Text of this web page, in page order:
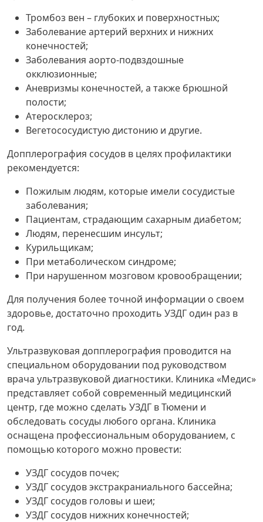
Тромбоз вен – глубоких и поверхностных;
Заболевание артерий верхних и нижних
конечностей;
Заболевания аорто-подвздошные
окклюзионные;
Аневризмы конечностей, а также брюшной
полости;
Атеросклероз;
Вегетососудистую дистонию и другие.
Допплерография сосудов в целях профилактики
рекомендуется:
Пожилым людям, которые имели сосудистые
заболевания;
Пациентам, страдающим сахарным диабетом;
Людям, перенесшим инсульт;
Курильщикам;
При метаболическом синдроме;
При нарушенном мозговом кровообращении;
Для получения более точной информации о своем
здоровье, достаточно проходить УЗДГ один раз в
год.
Ультразвуковая допплерография проводится на
специальном оборудовании под руководством
врача ультразвуковой диагностики. Клиника «Медис»
представляет собой современный медицинский
центр, где можно сделать УЗДГ в Тюмени и
обследовать сосуды любого органа. Клиника
оснащена профессиональным оборудованием, с
помощью которого можно провести:
УЗДГ сосудов почек;
УЗДГ сосудов экстракраниального бассейна;
УЗДГ сосудов головы и шеи;
УЗДГ сосудов нижних конечностей;